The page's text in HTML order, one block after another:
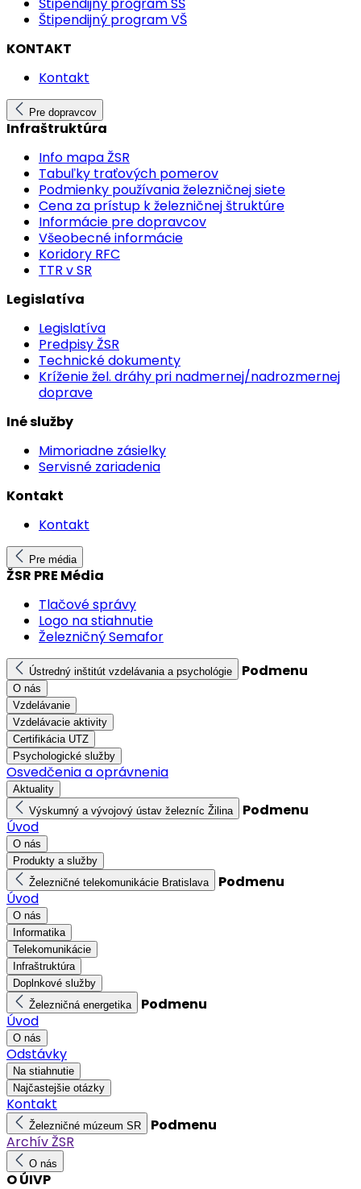
Štipendijný program VŠ
KONTAKT
Kontakt
Pre dopravcov
Infraštruktúra
Info mapa ŽSR
Tabuľky traťových pomerov
Podmienky používania železničnej siete
Cena za prístup k železničnej štruktúre
Informácie pre dopravcov
Všeobecné informácie
Koridory RFC
TTR v SR
Legislatíva
Legislatíva
Predpisy ŽSR
Technické dokumenty
Kríženie žel. dráhy pri nadmernej/nadrozmernej
doprave
Iné služby
Mimoriadne zásielky
Servisné zariadenia
Kontakt
Kontakt
Pre média
ŽSR PRE Média
Tlačové správy
Logo na stiahnutie
Železničný Semafor
Ústredný inštitút vzdelávania a psychológie Podmenu
O nás
Vzdelávanie
Vzdelávacie aktivity
Certifikácia UTZ
Psychologické služby
Osvedčenia a oprávnenia
Aktuality
Výskumný a vývojový ústav železníc Žilina
Podmenu
Úvod
O nás
Produkty a služby
Železničné telekomunikácie Bratislava
Podmenu
Úvod
O nás
Informatika
Telekomunikácie
Infraštruktúra
Doplnkové služby
Železničná energetika
Podmenu
Úvod
O nás
Odstávky
Na stiahnutie
Najčastejšie otázky
Kontakt
Železničné múzeum SR
Podmenu
Archív ŽSR
O nás
O ÚIVP